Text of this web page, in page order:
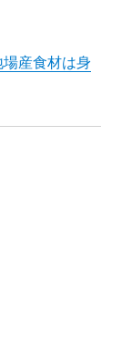
産食材は身